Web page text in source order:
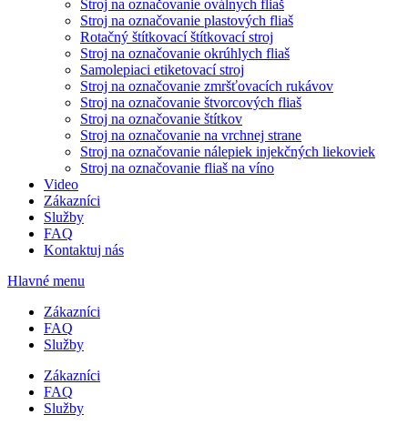
Stroj na označovanie oválnych fliaš
Stroj na označovanie plastových fliaš
Rotačný štítkovací štítkovací stroj
Stroj na označovanie okrúhlych fliaš
Samolepiaci etiketovací stroj
Stroj na označovanie zmršťovacích rukávov
Stroj na označovanie štvorcových fliaš
Stroj na označovanie štítkov
Stroj na označovanie na vrchnej strane
Stroj na označovanie nálepiek injekčných liekoviek
Stroj na označovanie fliaš na víno
Video
Zákazníci
Služby
FAQ
Kontaktuj nás
Hlavné menu
Zákazníci
FAQ
Služby
Zákazníci
FAQ
Služby